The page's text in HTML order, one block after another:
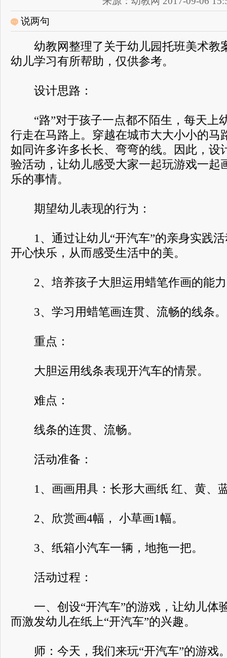
说两句
幼教网整理了关于幼儿园托班美术教
幼儿学习有所帮助，仅供参考。
设计思路：
“路”对于孩子一点都不陌生，每天上
行走在马路上。穿越在城市大大小小的马
如同许多许多长长、弯弯的线。因此，设
验活动，让幼儿感受大家一起玩游戏一起
乐的事情。
期望幼儿表现的行为：
1、通过让幼儿“开汽车”的亲身实践活
开心快乐，从而感受生活中的美。
2、培养孩子大胆运用蜡笔作画的能
3、学习用蜡笔画连贯、流畅的线条。
重点：
大胆运用线条表现开汽车的情景。
难点：
线条的连贯、流畅。
活动准备：
1、画画用具：长形大画纸 红、黄、
2、欣赏画4幅， 小草画1幅。
3、纸箱小汽车一辆，地拖一把。
活动过程：
一、创设“开汽车”的游戏，让幼儿体
而激发幼儿在纸上“开汽车”的兴趣。
师：今天，我们来玩“开汽车”的游戏